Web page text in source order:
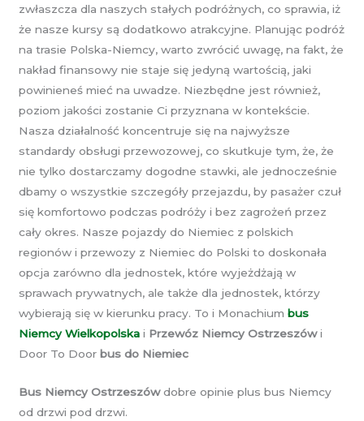
zwłaszcza dla naszych stałych podróżnych, co sprawia, iż
że nasze kursy są dodatkowo atrakcyjne. Planując podróż
na trasie Polska-Niemcy, warto zwrócić uwagę, na fakt, że
nakład finansowy nie staje się jedyną wartością, jaki
powinieneś mieć na uwadze. Niezbędne jest również,
poziom jakości zostanie Ci przyznana w kontekście.
Nasza działalność koncentruje się na najwyższe
standardy obsługi przewozowej, co skutkuje tym, że, że
nie tylko dostarczamy dogodne stawki, ale jednocześnie
dbamy o wszystkie szczegóły przejazdu, by pasażer czuł
się komfortowo podczas podróży i bez zagrożeń przez
cały okres. Nasze pojazdy do Niemiec z polskich
regionów i przewozy z Niemiec do Polski to doskonała
opcja zarówno dla jednostek, które wyjeżdżają w
sprawach prywatnych, ale także dla jednostek, którzy
wybierają się w kierunku pracy. To i Monachium bus
Niemcy Wielkopolska i Przewóz Niemcy Ostrzeszówi
Door To Door bus do Niemiec
Bus Niemcy Ostrzeszówdobre opinie plus bus Niemcy
od drzwi pod drzwi.